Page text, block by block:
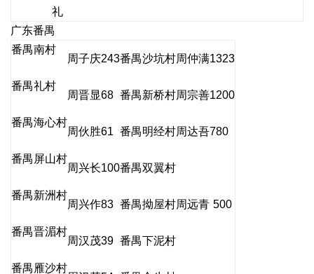
礼
广东番禺
番禺南村
周子庆243番禺沙坑村周仲满1323
番禺礼村
周晋显68 番禺新桥村周宗善1200
番禺海心村
周伙胜61 番禺明经村周达吾780
番禺屏山村
周兴长100番禺双翼村
周远青 500
番禺新洲村
周兴作83 番禺拗屋村
番禺晋湄村
周汉茂39 番禺下泥村
番禺雁沙村